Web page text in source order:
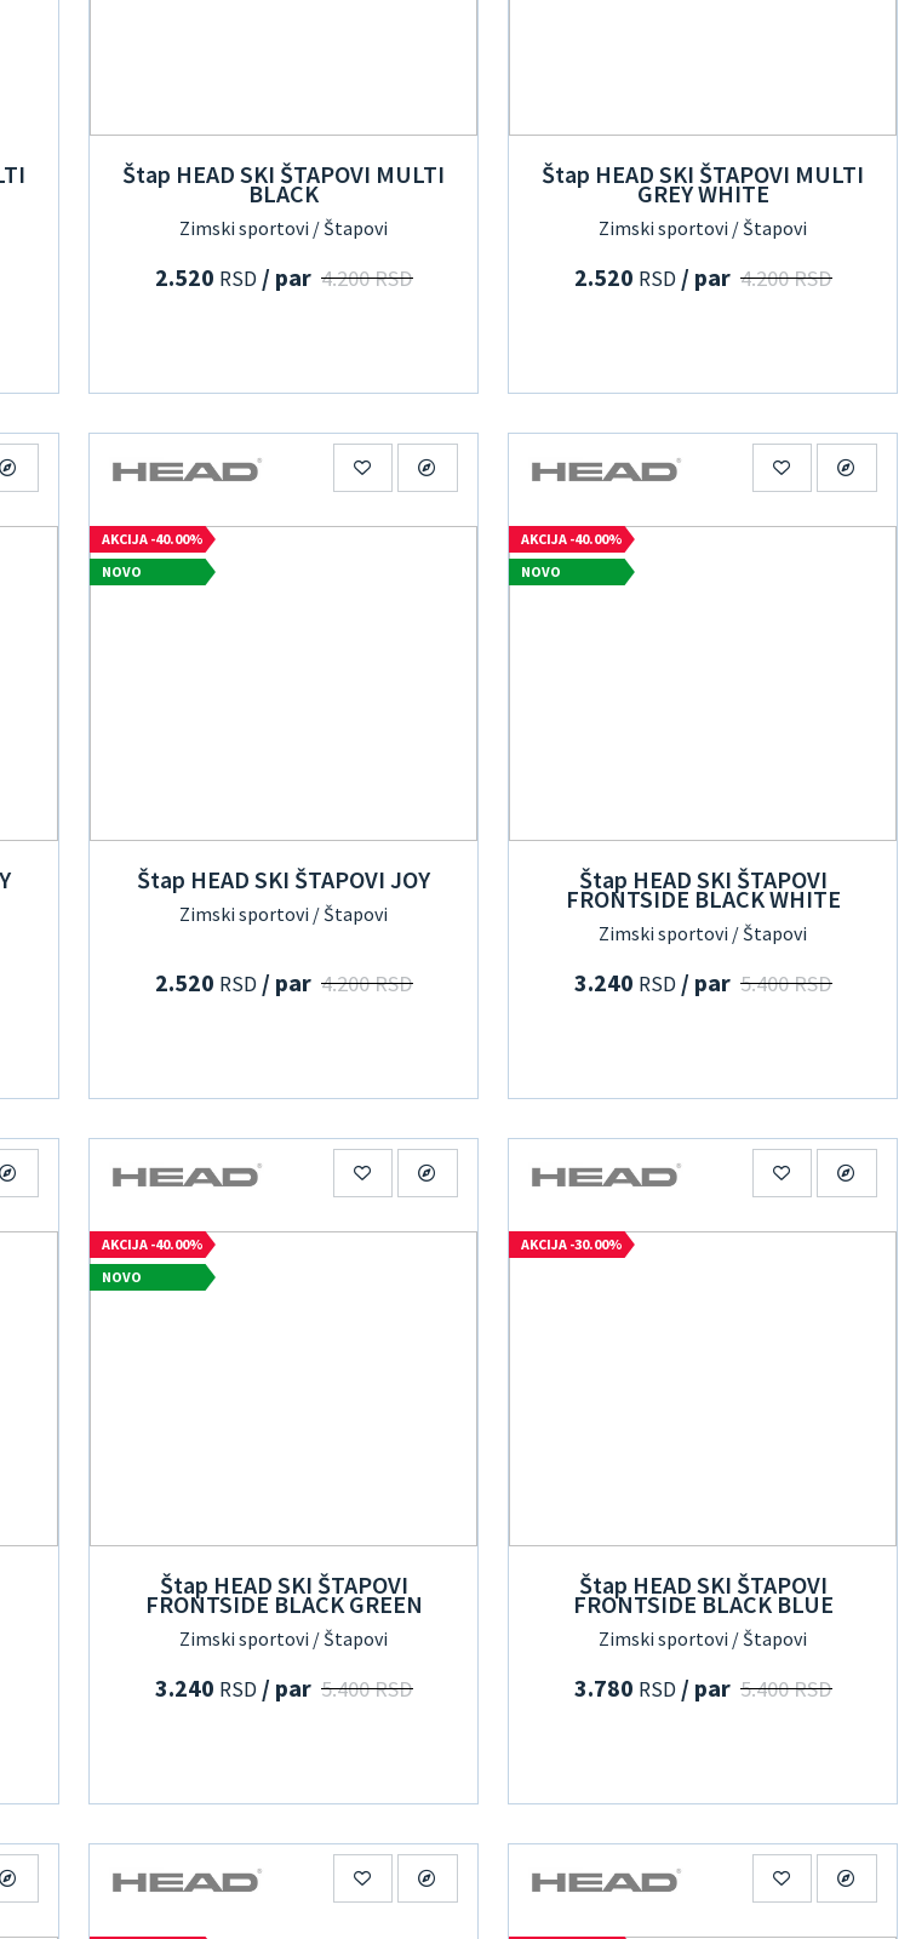
Štap HEAD SKI ŠTAPOVI MULTI
BLACK
Zimski sportovi / Štapovi
2.520 RSD/ par 4.200 RSD
Štap HEAD SKI ŠTAPOVI MULTI
GREY WHITE
Zimski sportovi / Štapovi
2.520 RSD/ par 4.200 RSD
AKCIJA -40.00%
NOVO
Štap HEAD SKI ŠTAPOVI JOY
Zimski sportovi / Štapovi
2.520 RSD/ par 4.200 RSD
AKCIJA -40.00%
NOVO
Štap HEAD SKI ŠTAPOVI
FRONTSIDE BLACK WHITE
Zimski sportovi / Štapovi
3.240 RSD/ par 5.400 RSD
AKCIJA -40.00%
NOVO
Štap HEAD SKI ŠTAPOVI
FRONTSIDE BLACK GREEN
Zimski sportovi / Štapovi
3.240 RSD/ par 5.400 RSD
AKCIJA -30.00%
Štap HEAD SKI ŠTAPOVI
FRONTSIDE BLACK BLUE
Zimski sportovi / Štapovi
3.780 RSD/ par 5.400 RSD